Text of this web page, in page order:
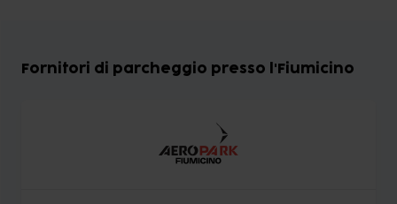
Fornitori di parcheggio presso l'Fiumicino